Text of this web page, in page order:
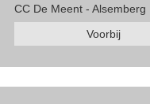
CC De Meent - Alsemberg
Voorbij